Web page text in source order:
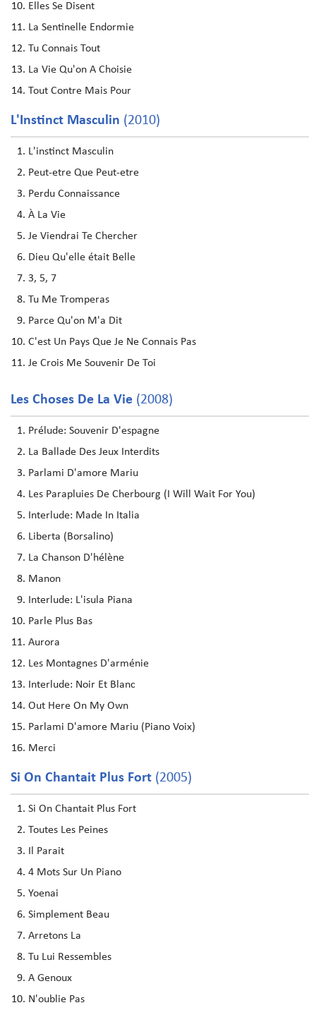
Elles Se Disent
La Sentinelle Endormie
Tu Connais Tout
La Vie Qu'on A Choisie
Tout Contre Mais Pour
L'Instinct Masculin (2010)
L'instinct Masculin
Peut-etre Que Peut-etre
Perdu Connaissance
À La Vie
Je Viendrai Te Chercher
Dieu Qu'elle était Belle
3, 5, 7
Tu Me Tromperas
Parce Qu'on M'a Dit
C'est Un Pays Que Je Ne Connais Pas
Je Crois Me Souvenir De Toi
Les Choses De La Vie (2008)
Prélude: Souvenir D'espagne
La Ballade Des Jeux Interdits
Parlami D'amore Mariu
Les Parapluies De Cherbourg (I Will Wait For You)
Interlude: Made In Italia
Liberta (Borsalino)
La Chanson D'hélène
Manon
Interlude: L'isula Piana
Parle Plus Bas
Aurora
Les Montagnes D'arménie
Interlude: Noir Et Blanc
Out Here On My Own
Parlami D'amore Mariu (Piano Voix)
Merci
Si On Chantait Plus Fort (2005)
Si On Chantait Plus Fort
Toutes Les Peines
Il Parait
4 Mots Sur Un Piano
Yoenai
Simplement Beau
Arretons La
Tu Lui Ressembles
A Genoux
N'oublie Pas